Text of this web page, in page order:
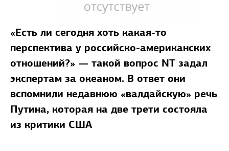
«Есть ли сегодня хоть какая-то
перспектива у российско-американских
отношений?» — такой вопрос NT задал
экспертам за океаном. В ответ они
вспомнили недавнюю «валдайскую» речь
Путина, которая на две трети состояла
из критики США